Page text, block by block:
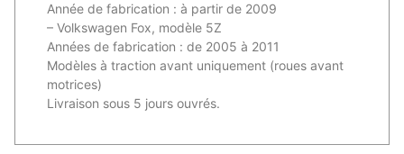
Année de fabrication : à partir de 2009
– Volkswagen Fox, modèle 5Z
Années de fabrication : de 2005 à 2011
Modèles à traction avant uniquement (roues avant
motrices)
Livraison sous 5 jours ouvrés.